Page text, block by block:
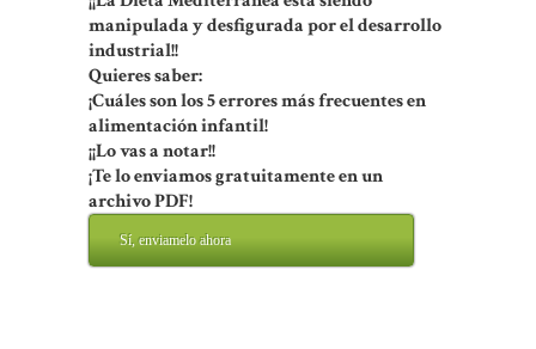
manipulada y desfigurada por el desarrollo
industrial!!
Quieres saber:
¡Cuáles son los 5 errores más frecuentes en
alimentación infantil!
¡¡Lo vas a notar!!
¡Te lo enviamos gratuitamente en un
archivo PDF!
Sí, enviamelo ahora